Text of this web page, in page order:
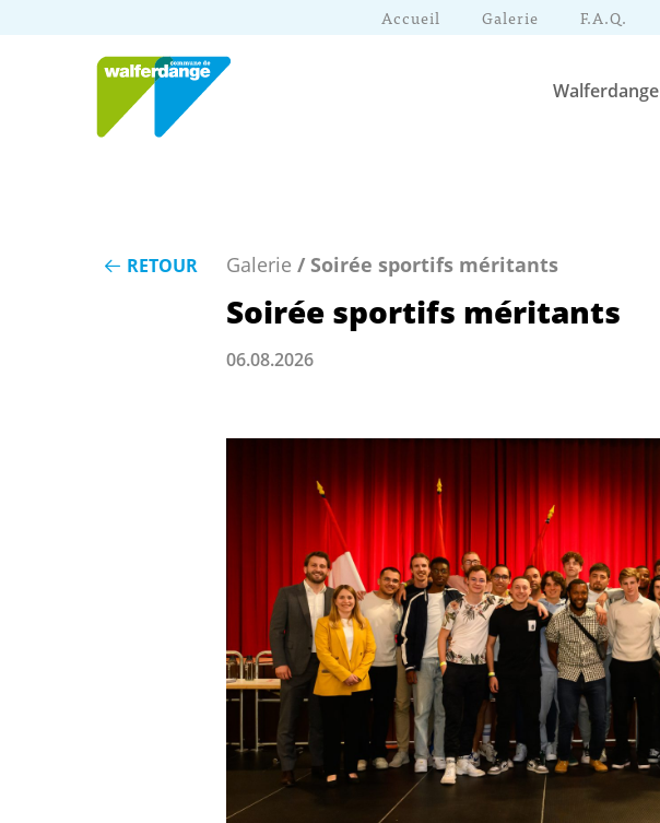
Accueil Galerie F.A.Q.
Walferdange
RETOUR Galerie / Soirée sportifs méritants
Soirée sportifs méritants
06.08.2026